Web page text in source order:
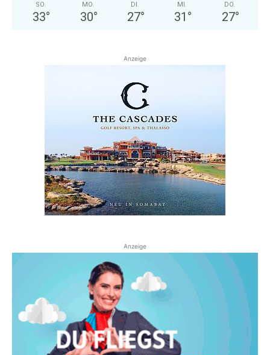
SO.
33°
MO.
30°
DI.
27°
MI.
31 °
DO.
27°
Anzeige
Anzeige